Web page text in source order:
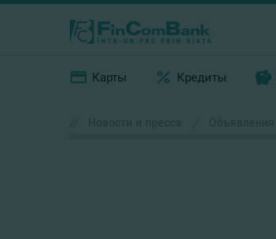
Карты Кредиты